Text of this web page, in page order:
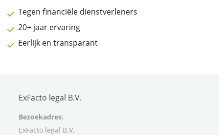
Tegen financiële dienstverleners
20+ jaar ervaring
Eerlijk en transparant
ExFacto legal B.V.
Bezoekadres:
ExFacto legal B.V.